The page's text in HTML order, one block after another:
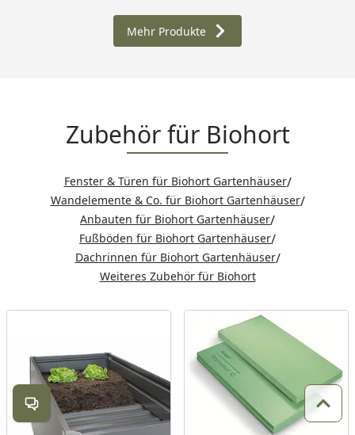
Mehr Produkte
Zubehör für Biohort
Fenster & Türen für Biohort Gartenhäuser/
Wandelemente & Co. für Biohort Gartenhäuser/
Anbauten für Biohort Gartenhäuser/
Fußböden für Biohort Gartenhäuser/
Dachrinnen für Biohort Gartenhäuser/
Weiteres Zubehör für Biohort
Kontakt öffnen